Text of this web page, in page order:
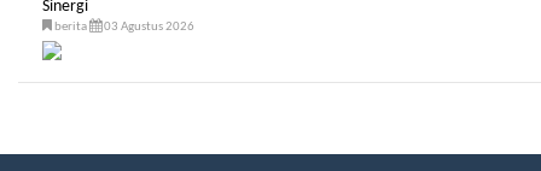
Sinergi
berita 03 Agustus 2026